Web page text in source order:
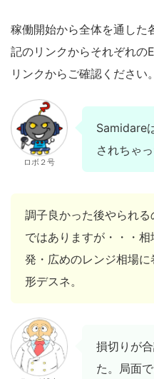
稼働開始から全体を通した
記のリンクからそれぞれ
リンクからご確認ください。
ロボ２号
Samidare
されちゃ
調子良かった後やられる
ではありますが・・・相
発・広めのレンジ相場に
形デスネ。
損切りが
た。局面